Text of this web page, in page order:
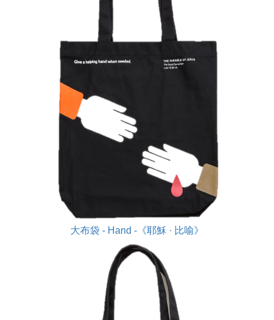
大布袋 - Hand -《耶穌 · 比喻》